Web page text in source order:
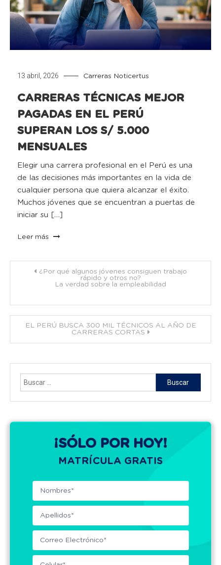
13 abril, 2026 Carreras Noticertus
CARRERAS TÉCNICAS MEJOR
PAGADAS EN EL PERÚ
SUPERAN LOS S/ 5.000
MENSUALES
Elegir una carrera profesional en el Perú es una
de las decisiones más importantes en la vida de
cualquier persona que quiera alcanzar el éxito.
Muchos jóvenes que se encuentran a puertas de
iniciar su […]
Leer más
Navegación
entradas
¿Por qué algunos jóvenes consiguen trabajo
rápido y otros no?
La verdad sobre la empleabilidad
EL PERÚ BUSCA 300 MIL TÉCNICOS AL AÑO DE
CARRERAS CORTAS
Buscar:
¡SÓLO POR HOY!
MATRÍCULA GRATIS